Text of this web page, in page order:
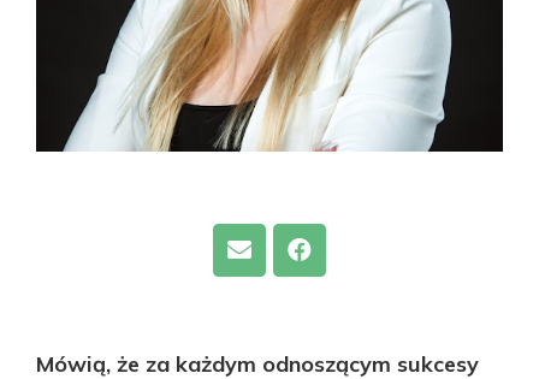
Mówią, że za każdym odnoszącym sukcesy